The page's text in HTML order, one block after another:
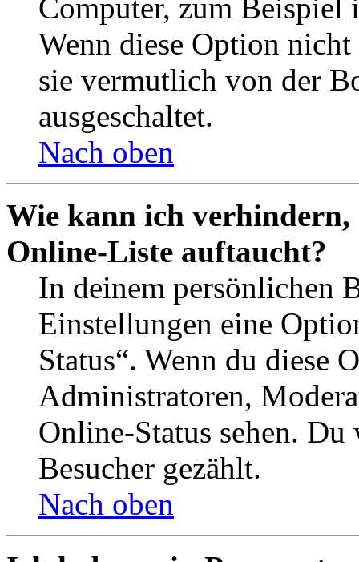
Computer, zum Beispiel
Wenn diese Option
sie vermutlich von der
ausgeschaltet.
Nach oben
Wie kann ich verhindern,
Online-Liste auftaucht?
In deinem persönlichen
Einstellungen eine
Status“. Wenn du diese
Administratoren,
Online-Status sehen.
Besucher gezählt.
Nach oben